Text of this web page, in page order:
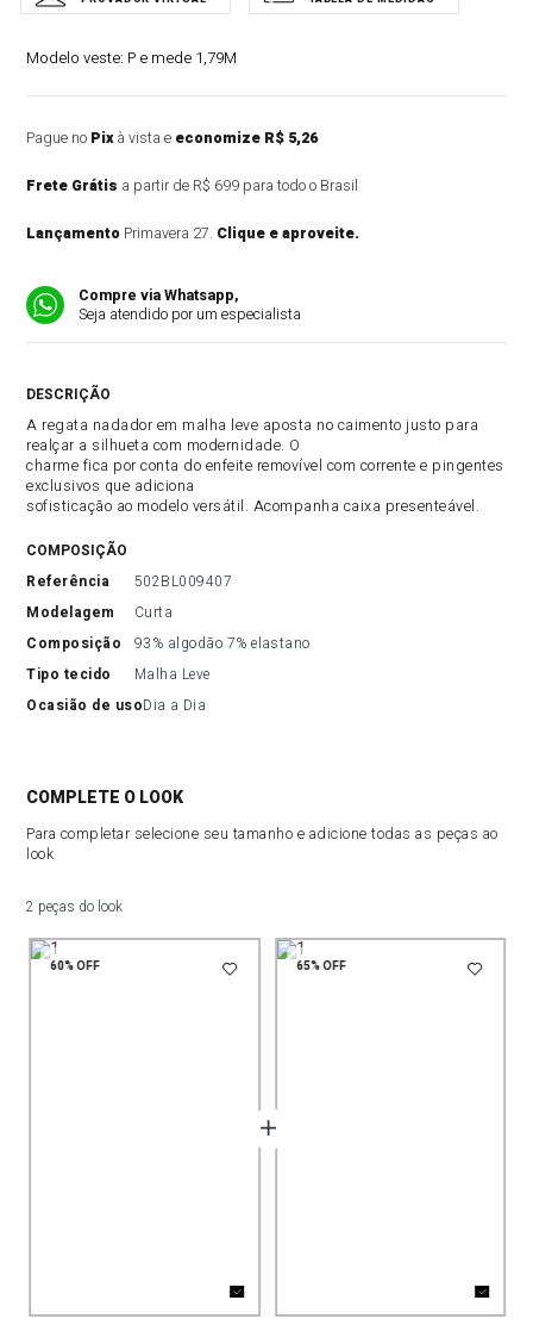
Modelo veste: P e mede 1,79M
Pague no Pixà vista e economize R$ 5,26
Frete Grátis a partir de R$ 699 para todo o Brasil
Lançamento Primavera 27. Clique e aproveite.
Compre via Whatsapp,
Seja atendido por um especialista
A regata nadador em malha leve aposta no caimento justo para
realçar a silhueta com modernidade. O
charme fica por conta do enfeite removível com corrente e pingentes
exclusivos que adiciona
sofisticação ao modelo versátil. Acompanha caixa presenteável.
COMPOSIÇÃO
referência
502BL009407
modelagem
Curta
composição
93% algodão 7% elastano
tipo tecido
Malha Leve
ocasião de usoDia a Dia
COMPLETE O LOOK
Para completar selecione seu tamanho e adicione todas as peças ao
look
2 peças do look
60%OFF 65%OFF